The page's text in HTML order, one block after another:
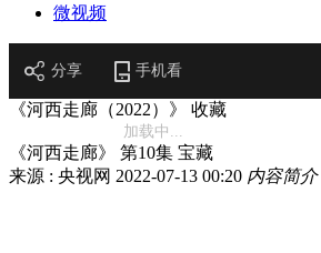
微视频
分享 手机看
《河西走廊（2022）》 收藏
加载中...
《河西走廊》 第10集 宝藏
来源 : 央视网 2022-07-13 00:20 内容简介